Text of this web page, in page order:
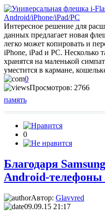
Интересное решение для
данных предлагает новая
легко может копировать и
iPhone, iPad и PC.
хранятся на маленькой
уместится в кармане,
0
Просмотров: 2766
память
0
Благодаря
Android-телефоны
Автор: Glavvred
09.09.15 21:17